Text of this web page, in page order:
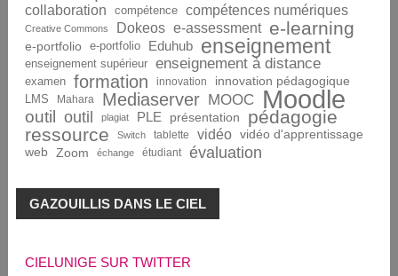
collaboration compétence compétences numériques
Creative Commons Dokeos e-assessment e-learning
e-portfolio e-portfolio Eduhub enseignement
enseignement supérieur enseignement à distance
examen formation innovation innovation pédagogique
LMS Mahara Mediaserver MOOC Moodle
outil outil plagiat PLE présentation
pédagogie
ressource
Switch tablette vidéo
vidéo d'apprentissage
web
Zoom échange étudiant évaluation
GAZOUILLIS DANS LE CIEL
CIELUNIGE SUR TWITTER